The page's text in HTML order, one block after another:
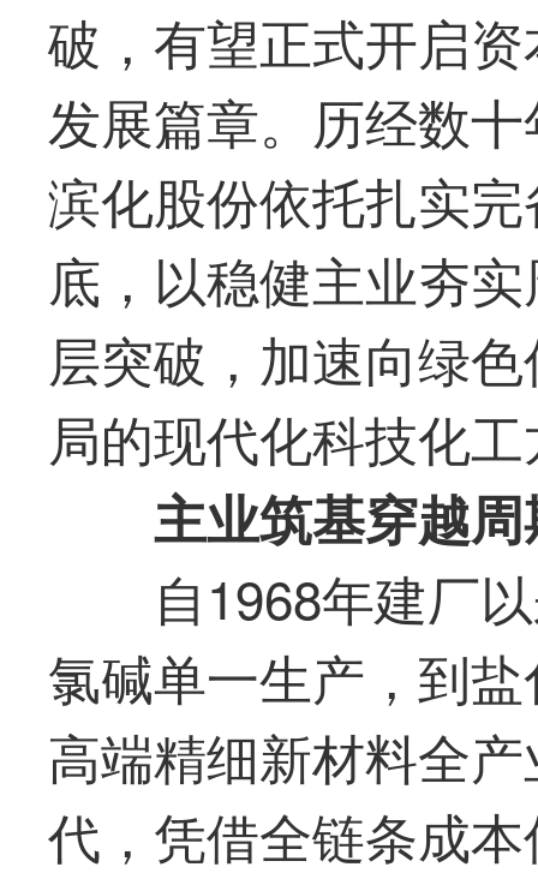
破， 有望正式开启
发展篇章。历经数
滨化股份依托扎实
底，以稳健主业夯
层突破，加速向绿
局的现代化科技化工
主业筑基穿越
自1968年建厂
氯碱单一生产，到
高端精细新材料全
代，凭借全链条成